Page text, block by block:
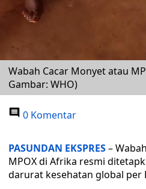
Wabah Cacar Monyet atau
Gambar: WHO)
0 Komentar
PASUNDAN EKSPRES–
MPOX di Afrika resmi
darurat kesehatan global per